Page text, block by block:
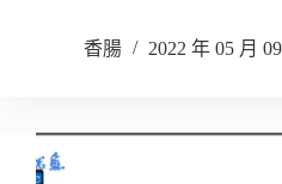
香腸 2022 年 05 月